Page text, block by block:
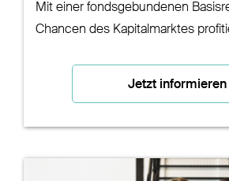
Mit einer fondsgebundenen
Chancen des Kapitalmarktes
Jetzt informieren